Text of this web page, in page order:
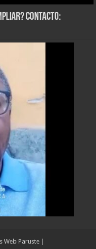
Contacto:
Web Paruste|